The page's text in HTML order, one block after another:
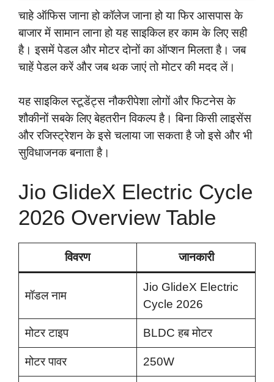
चाहे ऑफिस जाना हो कॉलेज जाना हो या फिर आसपास के
बाजार में सामान लाना हो यह साइकिल हर काम के लिए सही
है। इसमें पेडल और मोटर दोनों का ऑप्शन मिलता है। जब
चाहें पेडल करें और जब थक जाएं तो मोटर की मदद लें।
यह साइकिल स्टूडेंट्स नौकरीपेशा लोगों और फिटनेस के
शौकीनों सबके लिए बेहतरीन विकल्प है। बिना किसी लाइसेंस
और रजिस्ट्रेशन के इसे चलाया जा सकता है जो इसे और भी
सुविधाजनक बनाता है।
Jio GlideX Electric Cycle
2026 Overview Table
विवरण जानकारी
मॉडल नाम
Jio GlideX Electric
Cycle 2026
मोटर टाइप BLDC हब मोटर
मोटर पावर 250W